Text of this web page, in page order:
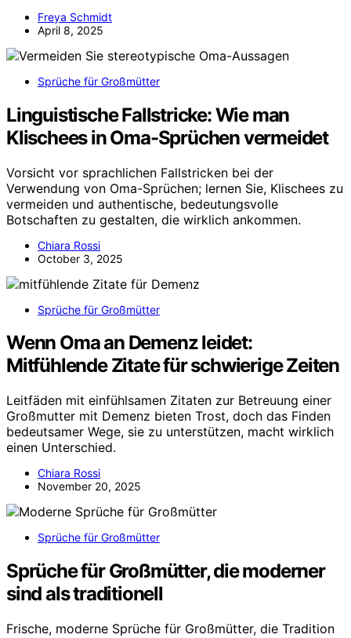
Freya Schmidt
April 8, 2025
Sprüche für Großmütter
Linguistische Fallstricke: Wie man
Klischees in Oma-Sprüchen vermeidet
Vorsicht vor sprachlichen Fallstricken bei der
Verwendung von Oma-Sprüchen; lernen Sie, Klischees zu
vermeiden und authentische, bedeutungsvolle
Botschaften zu gestalten, die wirklich ankommen.
Chiara Rossi
October 3, 2025
Sprüche für Großmütter
Wenn Oma an Demenz leidet:
Mitfühlende Zitate für schwierige Zeiten
Leitfäden mit einfühlsamen Zitaten zur Betreuung einer
Großmutter mit Demenz bieten Trost, doch das Finden
bedeutsamer Wege, sie zu unterstützen, macht wirklich
einen Unterschied.
Chiara Rossi
November 20, 2025
Sprüche für Großmütter
Sprüche für Großmütter, die moderner
sind als traditionell
Frische, moderne Sprüche für Großmütter, die Tradition